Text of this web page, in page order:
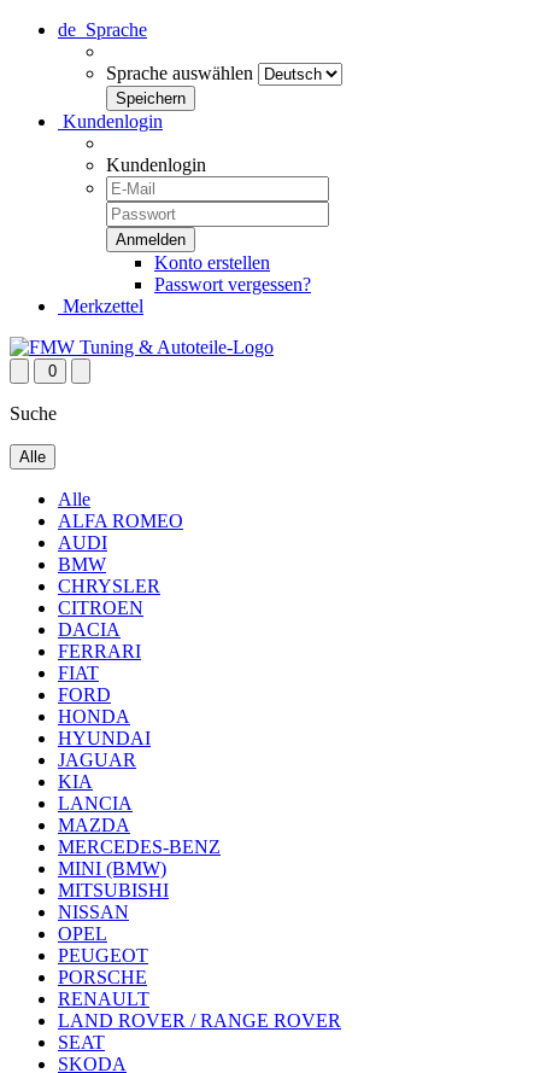
de Sprache
Sprache auswählen
Kundenlogin
Kundenlogin
Konto erstellen
Passwort vergessen?
Merkzettel
0
Suche
Alle
Alle
ALFA ROMEO
AUDI
BMW
CHRYSLER
CITROEN
DACIA
FERRARI
FIAT
FORD
HONDA
HYUNDAI
JAGUAR
KIA
LANCIA
MAZDA
MERCEDES-BENZ
MINI (BMW)
MITSUBISHI
NISSAN
OPEL
PEUGEOT
PORSCHE
RENAULT
LAND ROVER / RANGE ROVER
SEAT
SKODA